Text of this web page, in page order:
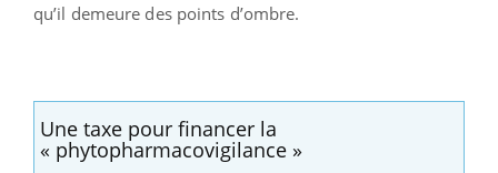
qu’il demeure des points d’ombre.
Une taxe pour financer la
« phytopharmacovigilance »